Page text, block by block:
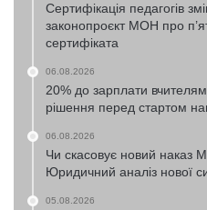
Сертифікація педагогів
законопроєкт МОН про
сертифіката
06.08.2026
20% до зарплати
рішення перед стартом
06.08.2026
Чи скасовує новий наказ
Юридичний аналіз нової
05.08.2026